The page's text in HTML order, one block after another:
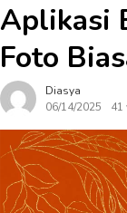
Aplikasi
Foto
Diasya
06/14/2025
41